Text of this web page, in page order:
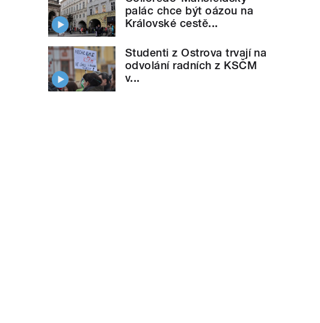
palác chce být oázou na
Královské cestě...
Studenti z Ostrova trvají na
odvolání radních z KSČM
v...